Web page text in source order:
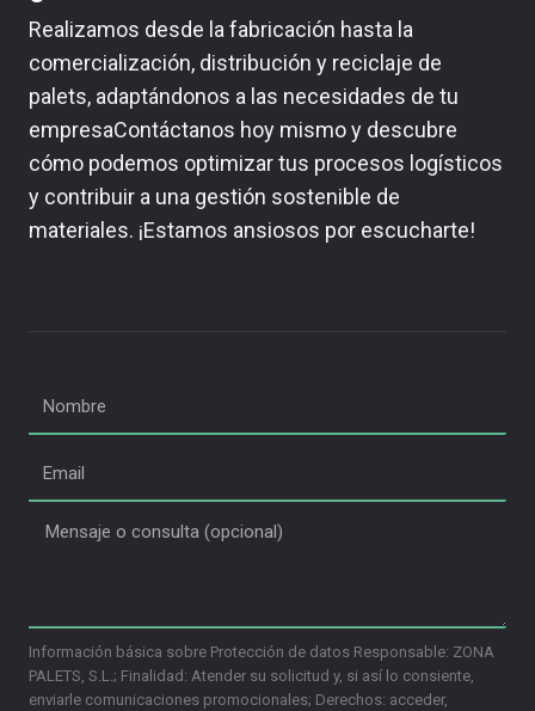
Realizamos desde la fabricación hasta la
comercialización, distribución y reciclaje de
palets, adaptándonos a las necesidades de tu
empresaContáctanos hoy mismo y descubre
cómo podemos optimizar tus procesos logísticos
y contribuir a una gestión sostenible de
materiales. ¡Estamos ansiosos por escucharte!
Información básica sobre Protección de datos Responsable: ZONA
PALETS, S.L.; Finalidad: Atender su solicitud y, si así lo consiente,
enviarle comunicaciones promocionales; Derechos: acceder,